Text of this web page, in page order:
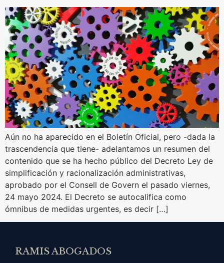
Aún no ha aparecido en el Boletín Oficial, pero -dada la
trascendencia que tiene- adelantamos un resumen del
contenido que se ha hecho público del Decreto Ley de
simplificación y racionalización administrativas,
aprobado por el Consell de Govern el pasado viernes,
24 mayo 2024. El Decreto se autocalifica como
ómnibus de medidas urgentes, es decir […]
RAMIS ABOGADOS